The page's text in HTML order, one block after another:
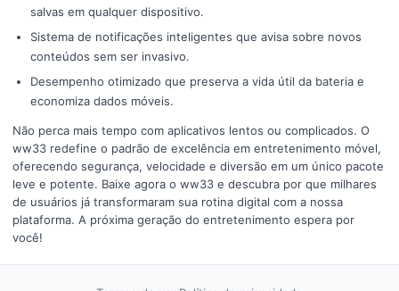
salvas em qualquer dispositivo.
Sistema de notificações inteligentes que avisa sobre novos
conteúdos sem ser invasivo.
Desempenho otimizado que preserva a vida útil da bateria e
economiza dados móveis.
Não perca mais tempo com aplicativos lentos ou complicados. O
ww33 redefine o padrão de excelência em entretenimento móvel,
oferecendo segurança, velocidade e diversão em um único pacote
leve e potente. Baixe agora o ww33 e descubra por que milhares
de usuários já transformaram sua rotina digital com a nossa
plataforma. A próxima geração do entretenimento espera por
você!